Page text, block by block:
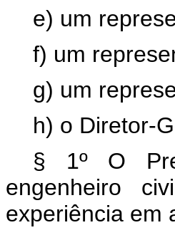
e) um
f) um
g) um
h) o Diretor-
§ 1º O
engenheiro
experiência em